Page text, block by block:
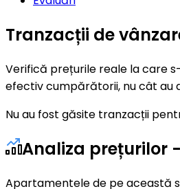
Tranzacții de
Verifică prețurile reale la care
efectiv cumpărătorii, nu cât au
Nu au fost găsite tranzacții
Analiza prețurilor
Apartamentele de pe această